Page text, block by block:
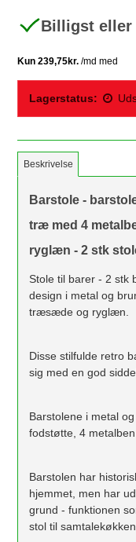
Billigst eller
Lagerstatus:
Beskrivelse
Barstole -
træ med 4
ryglæn - 2 stk
Stole til barer - 2 stk
design i metal og
træsæde og ryglæn.
Disse stilfulde retro
sig med en god
Barstolene i metal
fodstøtte, 4
Barstolen har
hjemmet, men har
grund - funktionen
stol til